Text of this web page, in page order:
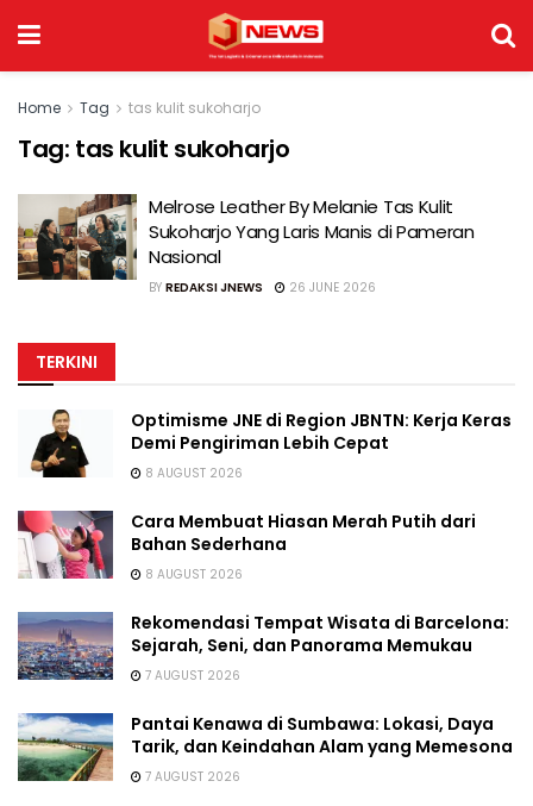
Home Tag tas kulit sukoharjo
Tag: tas kulit sukoharjo
Melrose Leather By Melanie Tas Kulit
Sukoharjo Yang Laris Manis di Pameran
Nasional
BY REDAKSI JNEWS 26 JUNE 2026
TERKINI
Optimisme JNE di Region JBNTN: Kerja Keras
Demi Pengiriman Lebih Cepat
8 AUGUST 2026
Cara Membuat Hiasan Merah Putih dari
Bahan Sederhana
8 AUGUST 2026
Rekomendasi Tempat Wisata di Barcelona:
Sejarah, Seni, dan Panorama Memukau
7 AUGUST 2026
Pantai Kenawa di Sumbawa: Lokasi, Daya
Tarik, dan Keindahan Alam yang Memesona
7 AUGUST 2026